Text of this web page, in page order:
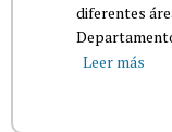
diferentes
Leer más